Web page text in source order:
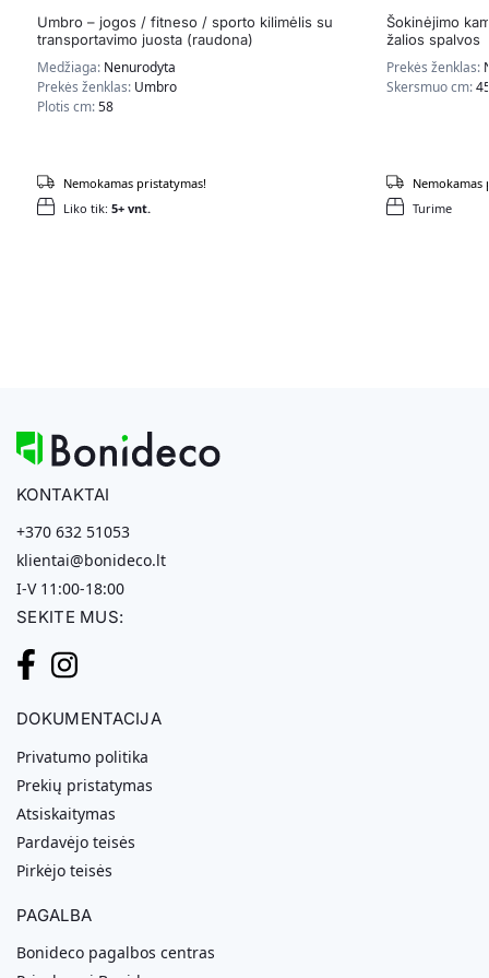
Umbro – jogos / fitneso / sporto kilimėlis su
transportavimo juosta (raudona)
Medžiaga: Nenurodyta
Prekės ženklas: Umbro
Plotis cm:58
Liko tik: 5+ vnt.
Nemokamas pristatymas!
Šokinėjimo
žalios spalvos
Prekės ženklas:
Skersmuo cm:
Turime
Nemokamas
KONTAKTAI
+370 632 51053
klientai@bonideco.lt
I-V 11:00-18:00
SEKITE MUS:
DOKUMENTACIJA
Privatumo politika
Prekių pristatymas
Atsiskaitymas
Pardavėjo teisės
Pirkėjo teisės
PAGALBA
Bonideco pagalbos centras